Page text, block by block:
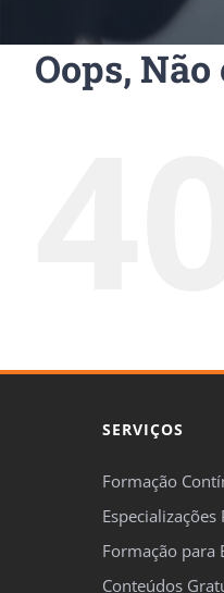
Oops,
SERVIÇOS
Formação
Formação para
Conteúdos